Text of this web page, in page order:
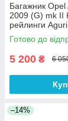
Багажник
2009 (G) mk II
рейлинги
Готово до
5 200 ₴ 6
–14%